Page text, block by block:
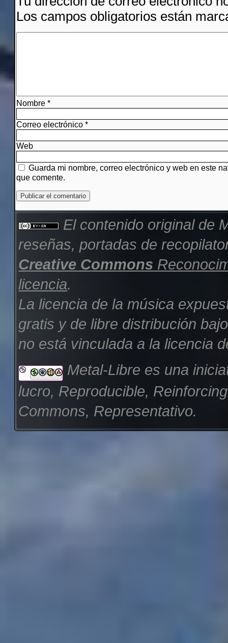
Los campos obligatorios están
Nombre*
Correo electrónico*
Web
Guarda mi nombre, correo electrónico y web en este
que comente.
El contenido original de
reseñas, portadas de
Creative Commons
licencia.
La licencia de la música
gratis y de libre distribución
no está vinculada a la licencia
Metal-Libre es una
lucro, Reproducible,
Commons, Representativo.